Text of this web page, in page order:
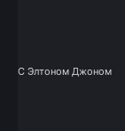
С Элтоном Джоном